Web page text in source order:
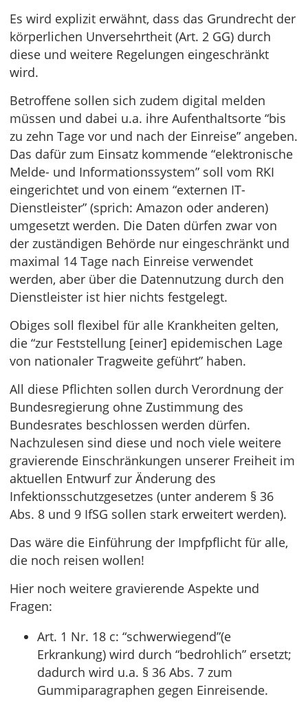
Es wird explizit erwähnt, dass das Grundrecht der
körperlichen Unversehrtheit (Art. 2 GG) durch
diese und weitere Regelungen eingeschränkt
wird.
Betroffene sollen sich zudem digital melden
müssen und dabei u.a. ihre Aufenthaltsorte “bis
zu zehn Tage vor und nach der Einreise” angeben.
Das dafür zum Einsatz kommende “elektronische
Melde- und Informationssystem” soll vom RKI
eingerichtet und von einem “externen IT-
Dienstleister” (sprich: Amazon oder anderen)
umgesetzt werden. Die Daten dürfen zwar von
der zuständigen Behörde nur eingeschränkt und
maximal 14 Tage nach Einreise verwendet
werden, aber über die Datennutzung durch den
Dienstleister ist hier nichts festgelegt.
Obiges soll flexibel für alle Krankheiten gelten,
die “zur Feststellung [einer] epidemischen Lage
von nationaler Tragweite geführt” haben.
All diese Pflichten sollen durch Verordnung der
Bundesregierung ohne Zustimmung des
Bundesrates beschlossen werden dürfen.
Nachzulesen sind diese und noch viele weitere
gravierende Einschränkungen unserer Freiheit im
aktuellen Entwurf zur Änderung des
Infektionsschutzgesetzes (unter anderem § 36
Abs. 8 und 9 IfSG sollen stark erweitert werden).
Das wäre die Einführung der Impfpflicht für alle,
die noch reisen wollen!
Hier noch weitere gravierende Aspekte und
Fragen:
Art. 1 Nr. 18 c: “schwerwiegend”(e
Erkrankung) wird durch “bedrohlich” ersetzt;
dadurch wird u.a. § 36 Abs. 7 zum
Gummiparagraphen gegen Einreisende.